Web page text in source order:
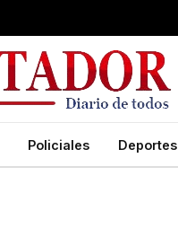
Policiales Deportes